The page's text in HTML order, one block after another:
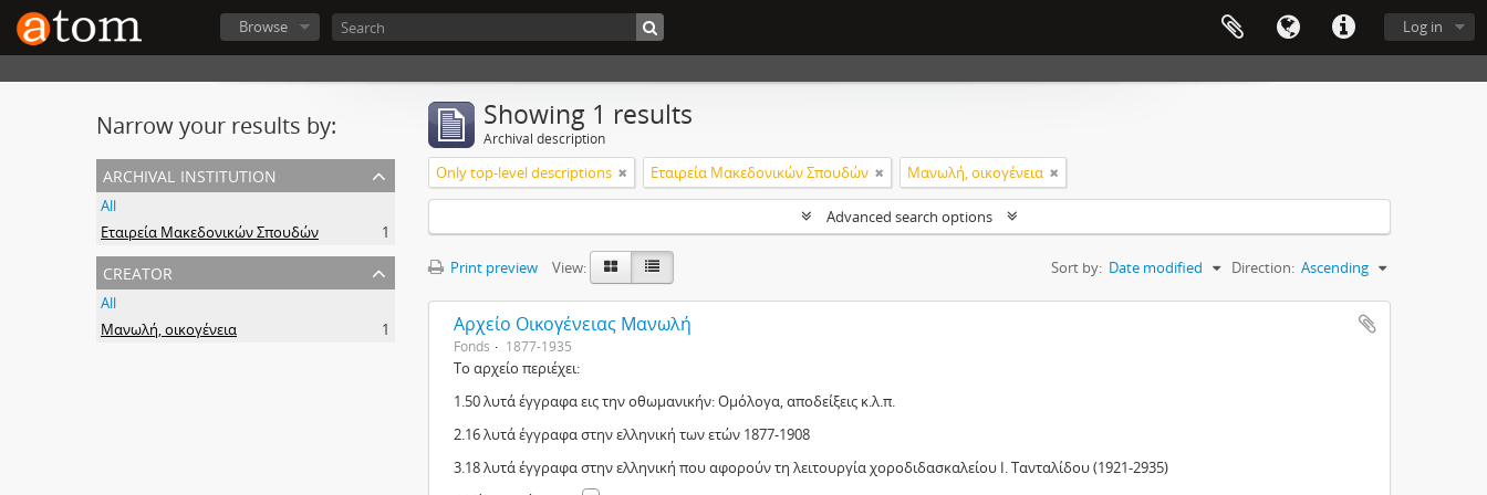
Log in
Browse
Narrow your results by:
archival institution
All
Εταιρεία Μακεδονικών Σπουδών
1
creator
All
Μανωλή, οικογένεια
1
Showing 1 results
Archival description
Only top-level descriptions Εταιρεία Μακεδονικών Σπουδών Μανωλή, οικογένεια
Advanced search options
Print preview View: Sort by: Date modified Direction: Ascending
Αρχείο Οικογένειας Μανωλή
Fonds 1877-1935
Το αρχείο περιέχει:
1.50 λυτά έγγραφα εις την οθωμανικήν: Ομόλογα, αποδείξεις κ.λ.π.
2.16 λυτά έγγραφα στην ελληνική των ετών 1877-1908
3.18 λυτά έγγραφα στην ελληνική που αφορούν τη λειτουργία χοροδιδασκαλείου Ι. Τανταλίδου (1921-2935)